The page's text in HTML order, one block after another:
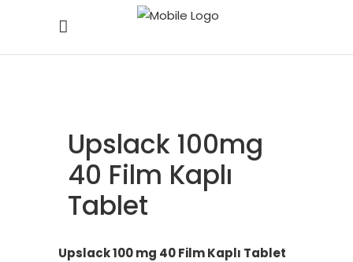
Upslack 100mg
40 Film Kaplı
Tablet
Upslack 100 mg 40 Film Kaplı Tablet